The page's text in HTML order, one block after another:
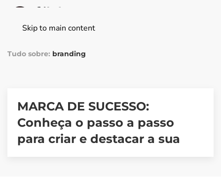
Skip to main content
Tudo sobre: branding
MARCA DE SUCESSO:
Conheça o passo a passo
para criar e destacar a sua